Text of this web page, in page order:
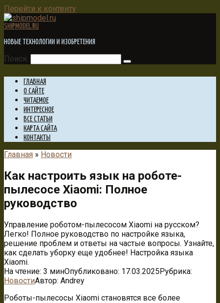
Перейти к контенту
SHIPMODEL.RU
НОВЫЕ ТЕХНОЛОГИИ И ИЗОБРЕТЕНИЯ
Поиск:
ГЛАВНАЯ
О САЙТЕ
ЧИТАЕМОЕ
ИНТЕРЕСНОЕ
ВСЕ СТАТЬИ
КАРТА САЙТА
КОНТАКТЫ
Главная » Новости
Как настроить язык на роботе-
пылесосе Xiaomi: Полное
руководство
Управление роботом-пылесосом Xiaomi на русском?
Легко! Полное руководство по настройке языка,
решение проблем и ответы на частые вопросы. Узнайте,
как сделать уборку еще удобнее! Настройка языка
Xiaomi.
На чтение: 3 минОпубликовано: 17.03.2025Рубрика:
НовостиАвтор: Andrey
Роботы-пылесосы Xiaomi становятся все более